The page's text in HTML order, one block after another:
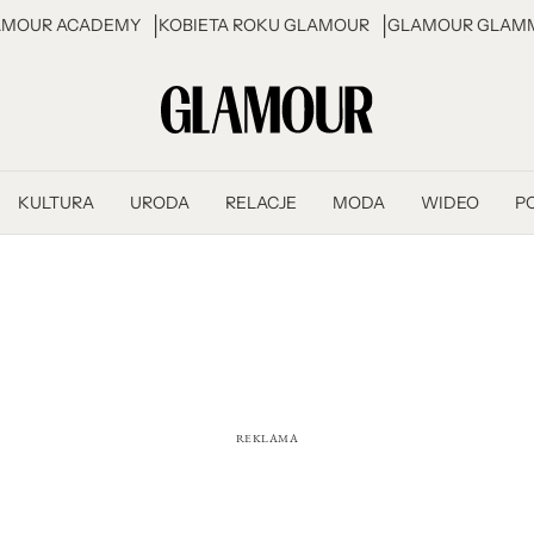
ACADEMY KOBIETA ROKU GLAMOUR GLAMOUR
KULTURA URODA RELACJE MODA WIDEO